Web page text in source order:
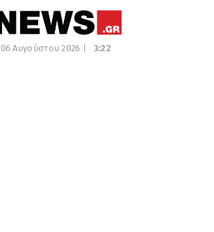
06 Αυγούστου 2026 | 3:22